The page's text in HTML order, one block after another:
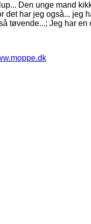
Den unge mand
det har jeg også...
tøvende...; Jeg har en